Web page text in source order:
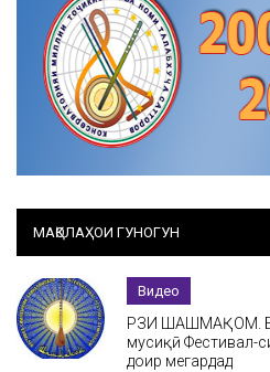
МАҚОЛАҲОИ ГУНОГУН
Видео
РӮЗИ ШАШМАҚОМ.
мусиқӣ Фестивал-
доир мегардад